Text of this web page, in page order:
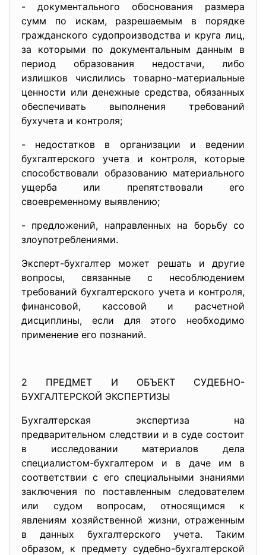
- документального обоснования размера
сумм по искам, разрешаемым в порядке
гражданского судопроизводства и круга лиц,
за которыми по документальным данным в
период образования недостачи, либо
излишков числились товарно-материальные
ценности или денежные средства, обязанных
обеспечивать выполнения требований
бухучета и контроля;
- недостатков в организации и ведении
бухгалтерского учета и контроля, которые
способствовали образованию материального
ущерба или препятствовали его
своевременному выявлению;
- предложений, направленных на борьбу со
злоупотреблениями.
Эксперт-бухгалтер может решать и другие
вопросы, связанные с несоблюдением
требований бухгалтерского учета и контроля,
финансовой, кассовой и расчетной
дисциплины, если для этого необходимо
применение его познаний.
2 ПРЕДМЕТ И ОБЪЕКТ СУДЕБНО-
БУХГАЛТЕРСКОЙ ЭКСПЕРТИЗЫ
Бухгалтерская экспертиза на
предварительном следствии и в суде состоит
в исследовании материалов дела
специалистом-бухгалтером и в даче им в
соответствии с его специальными знаниями
заключения по поставленным следователем
или судом вопросам, относящимся к
явлениям хозяйственной жизни, отраженным
в данных бухгалтерского учета. Таким
образом, к предмету судебно-бухгалтерской